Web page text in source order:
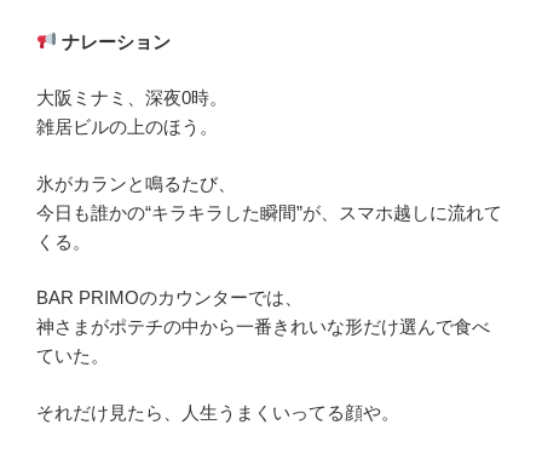
ナレーション
大阪ミナミ、深夜0時。
雑居ビルの上のほう。
氷がカランと鳴るたび、
今日も誰かの“キラキラした瞬間”が、スマホ越しに流れて
くる。
BAR PRIMOのカウンターでは、
神さまがポテチの中から一番きれいな形だけ選んで食べ
ていた。
それだけ見たら、人生うまくいってる顔や。